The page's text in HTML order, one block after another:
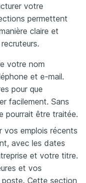
votre
permettent
claire et
votre nom
et e-mail.
pour que
facilement. Sans
pourrait être traitée.
vos emplois récents
avec les dates
et votre titre.
et vos
poste. Cette section